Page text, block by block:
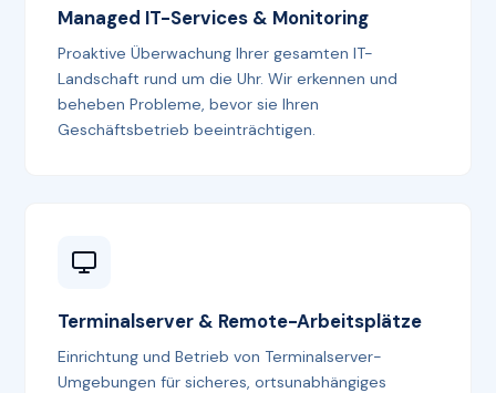
Managed IT-Services & Monitoring
Proaktive Überwachung Ihrer gesamten IT-
Landschaft rund um die Uhr. Wir erkennen und
beheben Probleme, bevor sie Ihren
Geschäftsbetrieb beeinträchtigen.
Terminalserver & Remote-Arbeitsplätze
Einrichtung und Betrieb von Terminalserver-
Umgebungen für sicheres, ortsunabhängiges